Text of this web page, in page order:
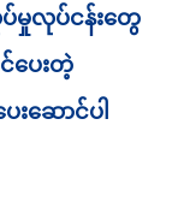
မှုလုပ်ငန်းတွေ
ပေးတဲ့
ဆောင်ပါ